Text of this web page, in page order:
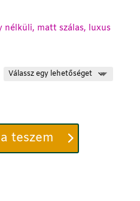
nélküli, matt szálas, luxus
teszem